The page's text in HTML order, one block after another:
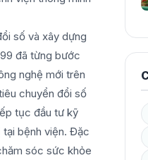
số và xây dựng
đã từng bước
nghệ mới trên
chuyển đổi số
tục đầu tư kỹ
bệnh viện. Đặc
sóc sức khỏe